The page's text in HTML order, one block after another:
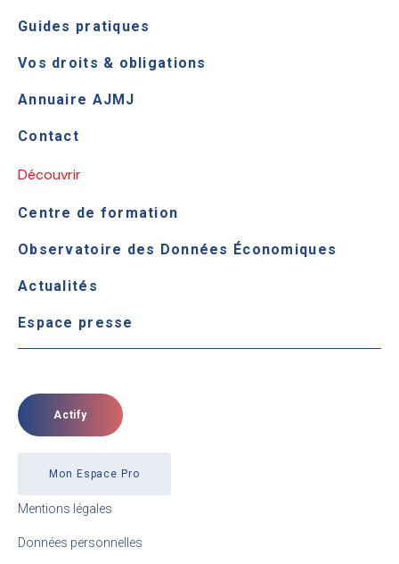
Guides pratiques
Vos droits & obligations
Annuaire AJMJ
Contact
Découvrir
Centre de formation
Observatoire des Données Économiques
Actualités
Espace presse
Actify
Mon Espace Pro
Mentions légales
Données personnelles